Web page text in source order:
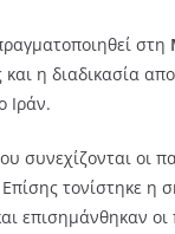
στη
και η
Ιράν.
οι
τονίστηκε
επισημάνθηκαν